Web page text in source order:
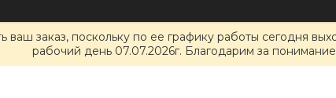
ваш заказ, поскольку по ее графику работы сегодня
рабочий день 07.07.2026г. Благодарим за